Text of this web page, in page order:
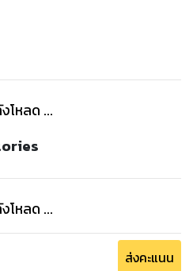
โหลด ...
โหลด ...
ส่งคะแนน